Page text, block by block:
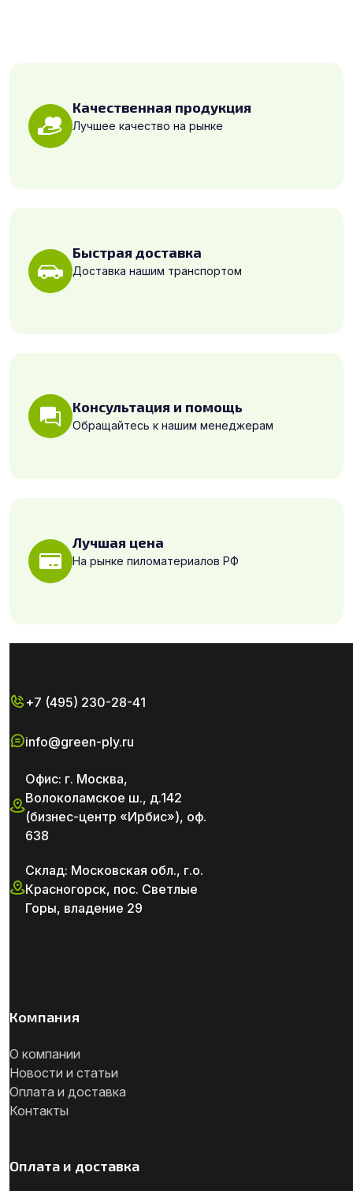
Качественная продукция
Лучшее качество на рынке
Быстрая доставка
Доставка нашим транспортом
Консультация и помощь
Обращайтесь к нашим менеджерам
Лучшая цена
На рынке пиломатериалов РФ
+7 (495) 230-28-41
info@green-ply.ru
Офис: г. Москва,
Волоколамское ш., д.142
(бизнес-центр «Ирбис»), оф.
638
Склад: Московская обл., г.о.
Красногорск, пос. Светлые
Горы, владение 29
Компания
О компании
Новости и статьи
Оплата и доставка
Контакты
Оплата и доставка